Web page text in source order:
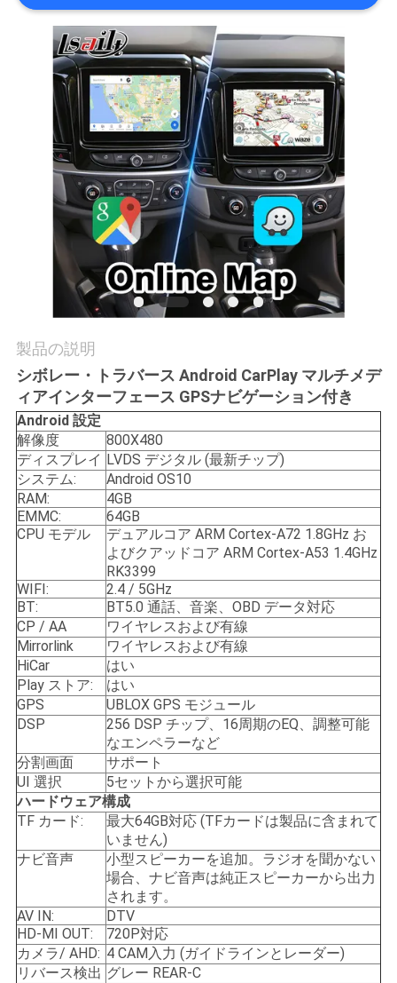
行
連
絡
し
な
さ
い
ニ
ュ
ー
ス
場
合
SITEMAP
PRIVACY
POLICY
製品の説明
シボレー・トラバース Android CarPlay マルチメデ
ィアインターフェース GPSナビゲーション付き
Android 設定
解像度
800X480
ディスプレイ LVDS デジタル (最新チップ)
システム:
Android OS10
RAM:
4GB
EMMC:
64GB
CPU モデル
デュアルコア ARM Cortex-A72 1.8GHz お
よびクアッドコア ARM Cortex-A53 1.4GHz
RK3399
WIFI:
2.4 / 5GHz
BT:
BT5.0 通話、音楽、OBD データ対応
CP / AA
ワイヤレスおよび有線
Mirrorlink
ワイヤレスおよび有線
HiCar
はい
Play ストア:
はい
GPS
UBLOX GPS モジュール
DSP
256 DSP チップ、16周期のEQ、調整可能
なエンペラーなど
分割画面
サポート
UI 選択
5セットから選択可能
ハードウェア構成
TF カード:
最大64GB対応 (TFカードは製品に含まれて
いません)
ナビ音声
小型スピーカーを追加。ラジオを聞かない
場合、ナビ音声は純正スピーカーから出力
されます。
AV IN:
DTV
HD-MI OUT:
720P対応
カメラ/ AHD: 4 CAM入力 (ガイドラインとレーダー)
リバース検出 グレー REAR-C